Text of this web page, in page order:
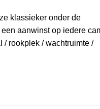
klassieker onder de
aanwinst op iedere
/ rookplek / wachtruimte /